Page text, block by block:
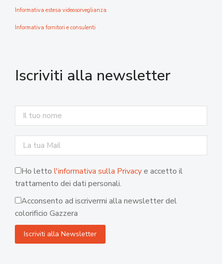
Informativa estesa videosorveglianza
Informativa fornitori e consulenti
Iscriviti alla newsletter
Ho letto l'informativa sulla Privacye accetto il
trattamento dei dati personali.
Acconsento ad iscrivermi alla newsletter del
colorificio Gazzera